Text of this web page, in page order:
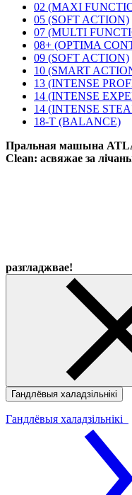
02 (MAXI
05 (SOFT ACTION)
07 (MULTI
08+ (OPTIMA
09 (SOFT ACTION)
10 (SMART
13 (INTENSE
14 (INTENSE
14 (INTENSE
18-T (BALANCE)
Пральная машына
Clean: асвяжае за
разгладжвае!
Гандлёвыя халадзільнікі
Гандлёвыя халадзільнікі